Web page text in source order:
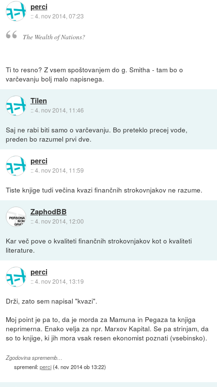
perci
::4. nov 2014, 07:23
The Wealth of Nations?
Ti to resno? Z vsem spoštovanjem do g. Smitha - tam bo o
varčevanju bolj malo napisnega.
Tilen
::4. nov 2014, 11:46
Saj ne rabi biti samo o varčevanju. Bo preteklo precej vode,
preden bo razumel prvi dve.
perci
::4. nov 2014, 11:59
Tiste knjige tudi večina kvazi finančnih strokovnjakov ne razume.
ZaphodBB
::4. nov 2014, 12:00
Kar več pove o kvaliteti finančnih strokovnjakov kot o kvaliteti
literature.
perci
::4. nov 2014, 13:19
Drži, zato sem napisal "kvazi".
Moj point je pa to, da je morda za Mamuna in Pegaza ta knjiga
neprimerna. Enako velja za npr. Marxov Kapital. Se pa strinjam, da
so to knjige, ki jih mora vsak resen ekonomist poznati (vsebinsko).
Zgodovina sprememb…
spremenil:perci(4. nov 2014 ob 13:22)